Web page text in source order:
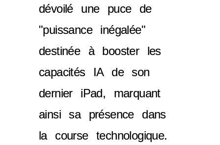
dévoilé une puce de
"puissance inégalée"
destinée à booster les
capacités IA de son
dernier iPad, marquant
ainsi sa présence dans
la course technologique.